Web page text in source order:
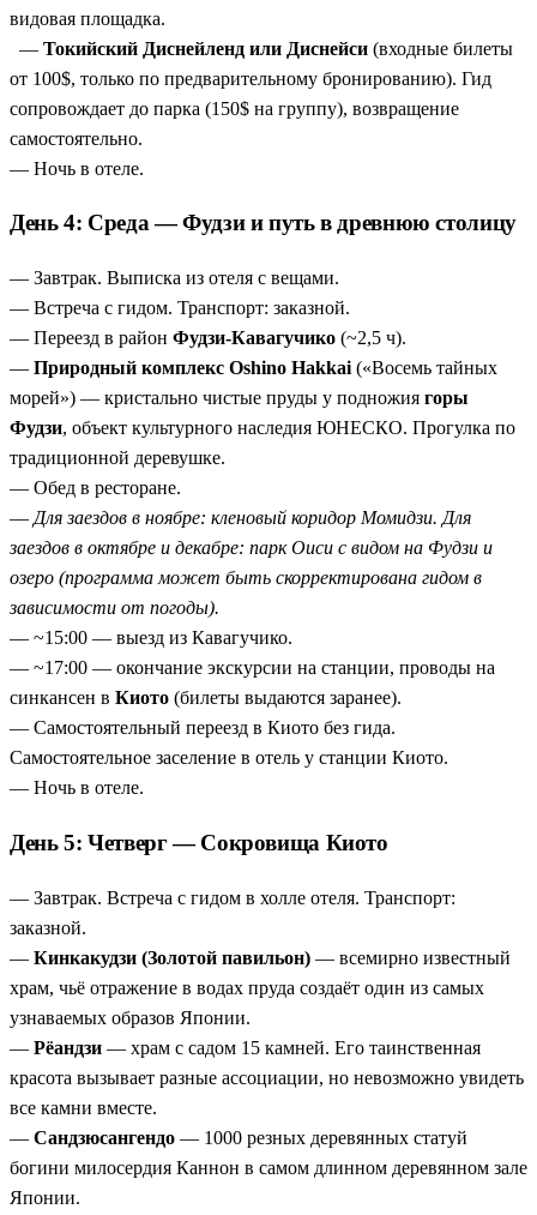
видовая площадка.
— Токийский Диснейленд или Диснейси (входные билеты
от 100$, только по предварительному бронированию). Гид
сопровождает до парка (150$ на группу), возвращение
самостоятельно.
— Ночь в отеле.
День 4: Среда — Фудзи и путь в древнюю столицу
— Завтрак. Выписка из отеля с вещами.
— Встреча с гидом. Транспорт: заказной.
— Переезд в район Фудзи-Кавагучико (~2,5 ч).
— Природный комплекс Oshino Hakkai («Восемь тайных
морей») — кристально чистые пруды у подножия горы
Фудзи, объект культурного наследия ЮНЕСКО. Прогулка по
традиционной деревушке.
— Обед в ресторане.
— Для заездов в ноябре: кленовый коридор Момидзи. Для
заездов в октябре и декабре: парк Оиси с видом на Фудзи и
озеро (программа может быть скорректирована гидом в
зависимости от погоды).
— ~15:00 — выезд из Кавагучико.
— ~17:00 — окончание экскурсии на станции, проводы на
синкансен в Киото (билеты выдаются заранее).
— Самостоятельный переезд в Киото без гида.
Самостоятельное заселение в отель у станции Киото.
— Ночь в отеле.
День 5: Четверг — Сокровища Киото
— Завтрак. Встреча с гидом в холле отеля. Транспорт:
заказной.
— Кинкакудзи (Золотой павильон) — всемирно известный
храм, чьё отражение в водах пруда создаёт один из самых
узнаваемых образов Японии.
— Рёандзи — храм с садом 15 камней. Его таинственная
красота вызывает разные ассоциации, но невозможно увидеть
все камни вместе.
— Сандзюсангендо — 1000 резных деревянных статуй
богини милосердия Каннон в самом длинном деревянном зале
Японии.